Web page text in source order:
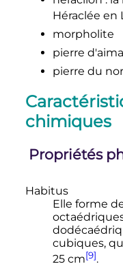
Héraclée en
morpholite
pierre
pierre du
chimiques
Propriétés
Habitus
Elle forme
cubiques,
25 cm[9].